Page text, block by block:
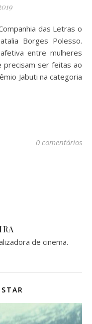
Borges Polesso.
entre mulheres
precisam ser feitas ao
Jabuti na categoria
0 comentários
de cinema.